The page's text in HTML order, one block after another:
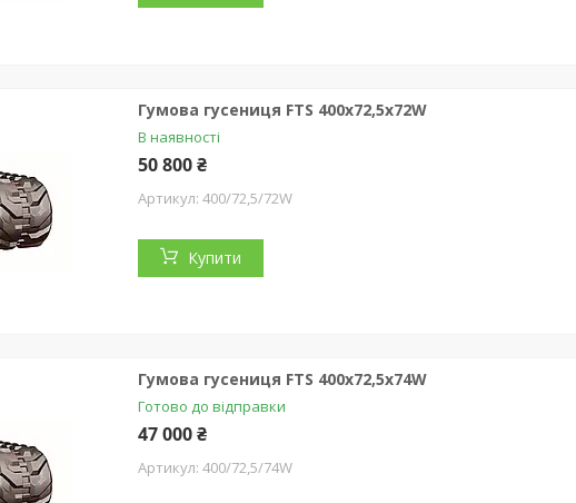
Гумова гусениця FTS 400х72,5х72W
В наявності
50 800 ₴
400/72,5/72W
Купити
Гумова гусениця FTS 400х72,5х74W
Готово до відправки
47 000 ₴
400/72,5/74W